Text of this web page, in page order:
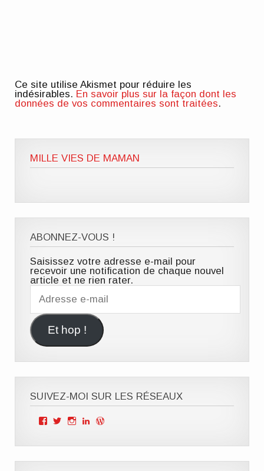
Ce site utilise Akismet pour réduire les
indésirables. En savoir plus sur la façon dont les
données de vos commentaires sont traitées.
MILLE VIES DE MAMAN
ABONNEZ-VOUS !
Saisissez votre adresse e-mail pour
recevoir une notification de chaque nouvel
article et ne rien rater.
Adresse
Et hop !
SUIVEZ-MOI SUR LES RÉSEAUX
Voir
de
Voir
de
Voir
de
Voir
de de